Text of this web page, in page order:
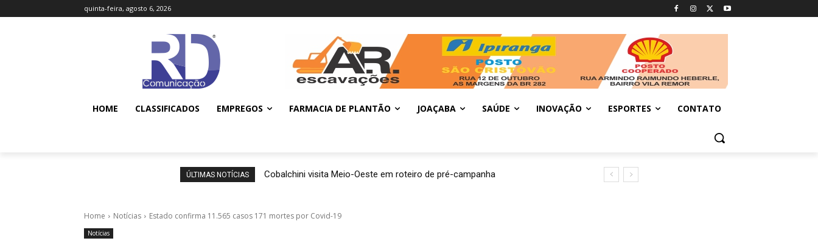
quinta-feira, agosto 6, 2026
HOME CLASSIFICADOS EMPREGOS FARMACIA DE PLANTÃO JOAÇABA SAÚDE INOVAÇÃO ESPORTES CONTATO
ÚLTIMAS NOTÍCIAS Cobalchini visita Meio-Oeste em roteiro de pré-campanha
Home Notícias Estado confirma 11.565 casos 171 mortes por Covid-19
Notícias